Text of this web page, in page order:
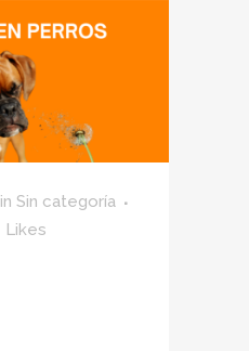
in Sin categoría
Likes